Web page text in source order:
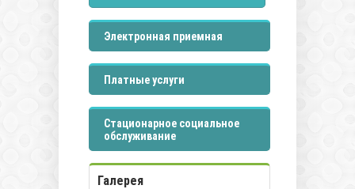
Электронная приемная
Платные услуги
Стационарное социальное
обслуживание
Галерея